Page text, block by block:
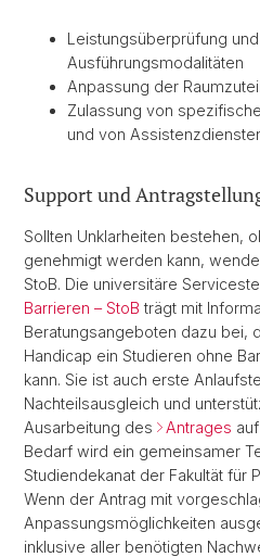
Leistungsüberprüfung
Ausführungsmodalitäten
Anpassung der
Zulassung von
und von
Support und
Sollten Unklarheiten bestehen,
genehmigt werden kann,
StoB. Die universitäre
Barrieren – StoB trägt mit
Beratungsangeboten dazu bei,
Handicap ein Studieren ohne
kann. Sie ist auch erste
Nachteilsausgleich und
Ausarbeitung des
Antrages
Bedarf wird ein gemeinsamer
Studiendekanat der Fakultät für
Wenn der Antrag mit
Anpassungsmöglichkeiten
inklusive aller benötigten